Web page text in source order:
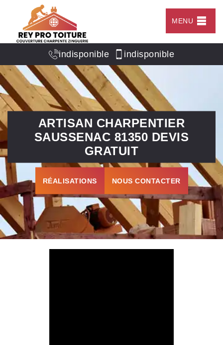
MENU
indisponible indisponible
ARTISAN CHARPENTIER
SAUSSENAC 81350 DEVIS
GRATUIT
RÉALISATIONS NOUS CONTACTER